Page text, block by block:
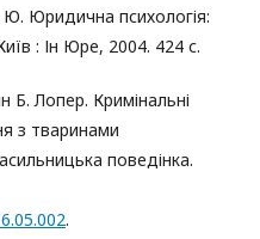
Юридична психологія:
: Ін Юре, 2004. 424 с.
Б. Лопер. Кримінальні
з тваринами
поведінка.
.